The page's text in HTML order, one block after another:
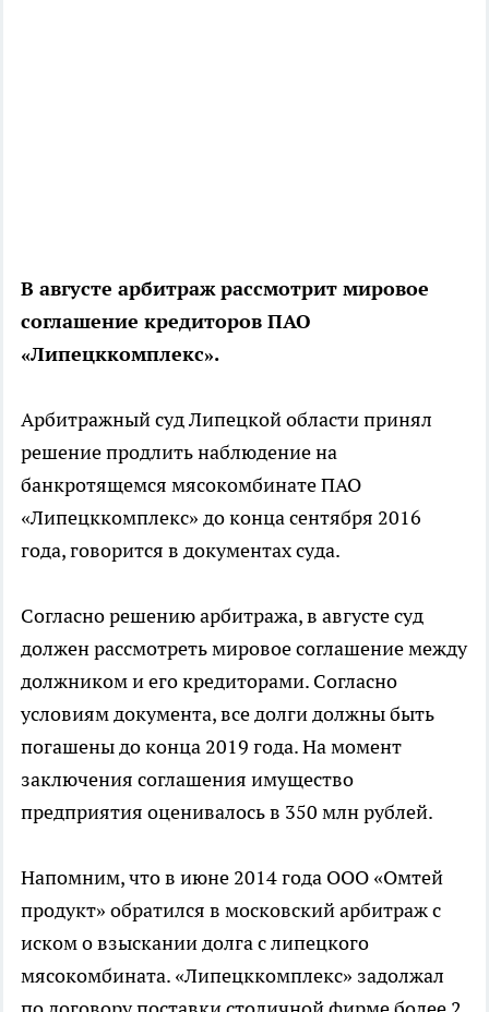
В августе арбитраж рассмотрит мировое
соглашение кредиторов ПАО
«Липецккомплекс».
Арбитражный суд Липецкой области принял
решение продлить наблюдение на
банкротящемся мясокомбинате ПАО
«Липецккомплекс» до конца сентября 2016
года, говорится в документах суда.
Согласно решению арбитража, в августе суд
должен рассмотреть мировое соглашение между
должником и его кредиторами. Согласно
условиям документа, все долги должны быть
погашены до конца 2019 года. На момент
заключения соглашения имущество
предприятия оценивалось в 350 млн рублей.
Напомним, что в июне 2014 года ООО «Омтей
продукт» обратился в московский арбитраж с
иском о взыскании долга с липецкого
мясокомбината. «Липецккомплекс» задолжал